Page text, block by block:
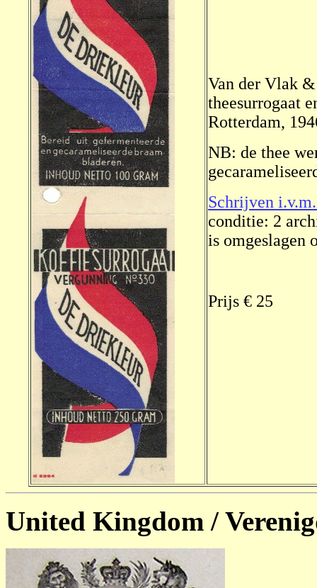
Van der Vlak
theesurrogaat
Rotterdam,
NB: de thee
Schrijven
conditie: 2
is omgeslagen
Prijs € 25
United Kingdom /